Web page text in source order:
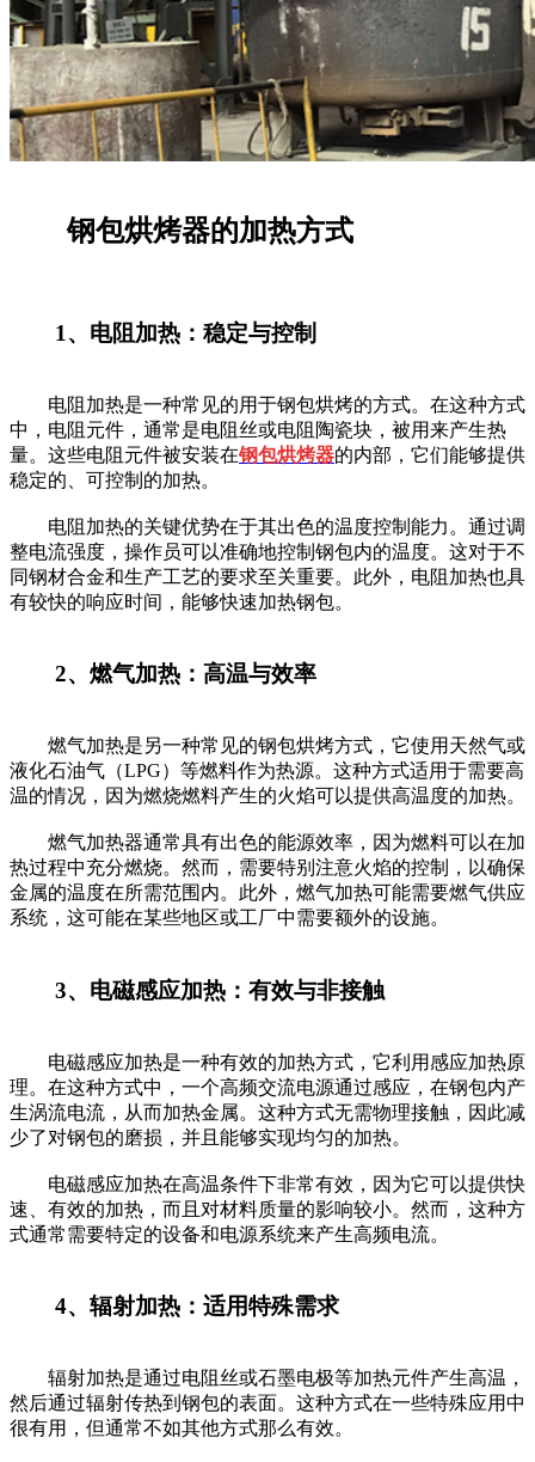
钢包烘烤器的加热方式
1、电阻加热：稳定与控制
电阻加热是一种常见的用于钢包烘烤的方式。在这种方式
中，电阻元件，通常是电阻丝或电阻陶瓷块，被用来产生热
量。这些电阻元件被安装在钢包烘烤器的内部，它们能够提供
稳定的、可控制的加热。
电阻加热的关键优势在于其出色的温度控制能力。通过调
整电流强度，操作员可以准确地控制钢包内的温度。这对于不
同钢材合金和生产工艺的要求至关重要。此外，电阻加热也具
有较快的响应时间，能够快速加热钢包。
2、燃气加热：高温与效率
燃气加热是另一种常见的钢包烘烤方式，它使用天然气或
液化石油气（LPG）等燃料作为热源。这种方式适用于需要高
温的情况，因为燃烧燃料产生的火焰可以提供高温度的加热。
燃气加热器通常具有出色的能源效率，因为燃料可以在加
热过程中充分燃烧。然而，需要特别注意火焰的控制，以确保
金属的温度在所需范围内。此外，燃气加热可能需要燃气供应
系统，这可能在某些地区或工厂中需要额外的设施。
3、电磁感应加热：有效与非接触
电磁感应加热是一种有效的加热方式，它利用感应加热原
理。在这种方式中，一个高频交流电源通过感应，在钢包内产
生涡流电流，从而加热金属。这种方式无需物理接触，因此减
少了对钢包的磨损，并且能够实现均匀的加热。
电磁感应加热在高温条件下非常有效，因为它可以提供快
速、有效的加热，而且对材料质量的影响较小。然而，这种方
式通常需要特定的设备和电源系统来产生高频电流。
4、辐射加热：适用特殊需求
辐射加热是通过电阻丝或石墨电极等加热元件产生高温，
然后通过辐射传热到钢包的表面。这种方式在一些特殊应用中
很有用，但通常不如其他方式那么有效。